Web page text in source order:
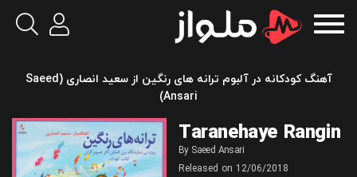
آهنگ کودکانه در آلبوم ترانه های رنگین از سعید انصاری (Saeed
Ansari)
Taranehaye Rangin
By Saeed Ansari
Released on 12/06/2018